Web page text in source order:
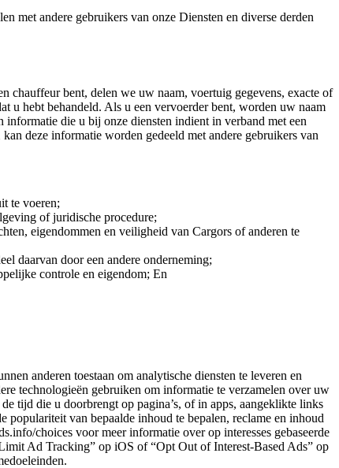
met andere gebruikers van onze Diensten en diverse derden
chauffeur bent, delen we uw naam, voertuig gegevens, exacte of
u hebt behandeld. Als u een vervoerder bent, worden uw naam
die u bij onze diensten indient in verband met een
deze informatie worden gedeeld met andere gebruikers van
te voeren;
of juridische procedure;
eigendommen en veiligheid van Cargors of anderen te
daarvan door een andere onderneming;
controle en eigendom; En
anderen toestaan om analytische diensten te leveren en
technologieën gebruiken om informatie te verzamelen over uw
tijd die u doorbrengt op pagina’s, of in apps, aangeklikte links
populariteit van bepaalde inhoud te bepalen, reclame en inhoud
choices voor meer informatie over op interesses gebaseerde
Ad Tracking” op iOS of “Opt Out of Interest-Based Ads” op